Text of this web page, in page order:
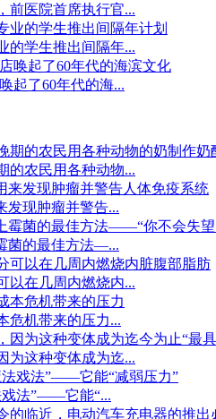
前医院首席执行官...
的学生推出间隔年...
起了60年代的海...
的农民用各种动物...
发现肿瘤并警告...
菌的最佳方法—...
以在几周内燃烧内...
危机带来的压力...
为这种变体成为迄...
戏法”——它能“...